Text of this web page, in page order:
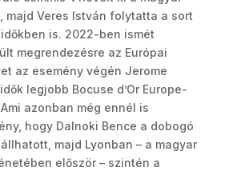
majd Veres István folytatta a sort
is. 2022-ben ismét
megrendezésre az Európai
az esemény végén Jerome
legjobb Bocuse d’Or Europe-
azonban még ennél is
hogy Dalnoki Bence a dobogó
majd Lyonban – a magyar
először – szintén a